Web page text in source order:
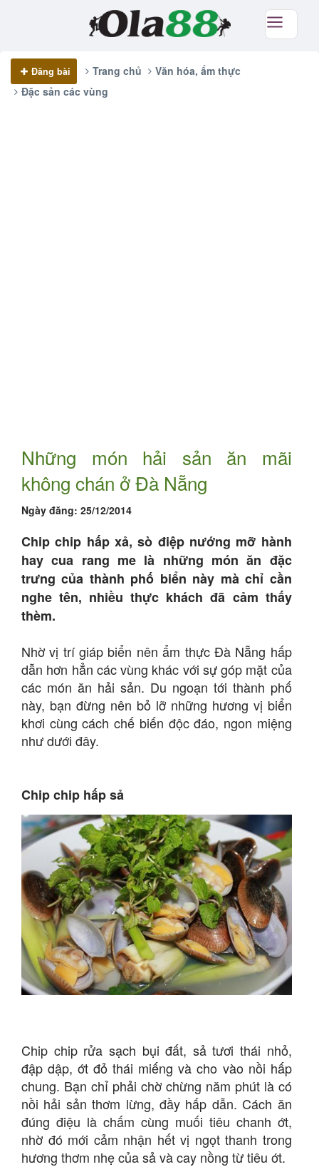
Đăng bài Trang chủ
Văn hóa, ẩm thực
Đặc sản các vùng
Những món hải sản ăn mãi
không chán ở Đà Nẵng
Ngày đăng: 25/12/2014
Chip chip hấp xả, sò điệp nướng mỡ hành
hay cua rang me là những món ăn đặc
trưng của thành phố biển này mà chỉ cần
nghe tên, nhiều thực khách đã cảm thấy
thèm.
Nhờ vị trí giáp biển nên ẩm thực Đà Nẵng hấp
dẫn hơn hẳn các vùng khác với sự góp mặt của
các món ăn hải sản. Du ngoạn tới thành phố
này, bạn đừng nên bỏ lỡ những hương vị biển
khơi cùng cách chế biến độc đáo, ngon miệng
như dưới đây.
Chip chip hấp sả
Chip chip rửa sạch bụi đất, sả tươi thái nhỏ,
đập dập, ớt đỏ thái miếng và cho vào nồi hấp
chung. Bạn chỉ phải chờ chừng năm phút là có
nồi hải sản thơm lừng, đầy hấp dẫn. Cách ăn
đúng điệu là chấm cùng muối tiêu chanh ớt,
nhờ đó mới cảm nhận hết vị ngọt thanh trong
hương thơm nhẹ của sả và cay nồng từ tiêu ớt.